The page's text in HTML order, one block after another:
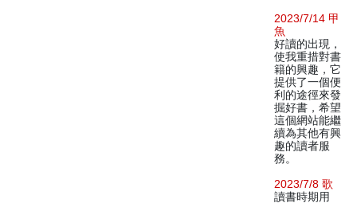
2023/7/14 甲
魚
好讀的出現，
使我重措對書
籍的興趣，它
提供了一個便
利的途徑來發
掘好書，希望
這個網站能繼
續為其他有興
趣的讀者服
務。
2023/7/8 歌
讀書時期用